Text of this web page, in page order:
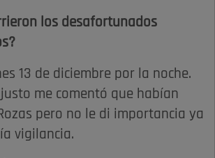
los desafortunados
13 de diciembre por la noche.
me comentó que habían
pero no le di importancia ya
vigilancia.